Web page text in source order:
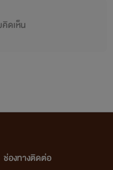
ดเห็น
ช่องทางติดต่อ